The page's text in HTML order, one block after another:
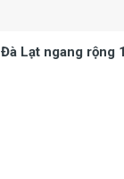
Lạt ngang rộng